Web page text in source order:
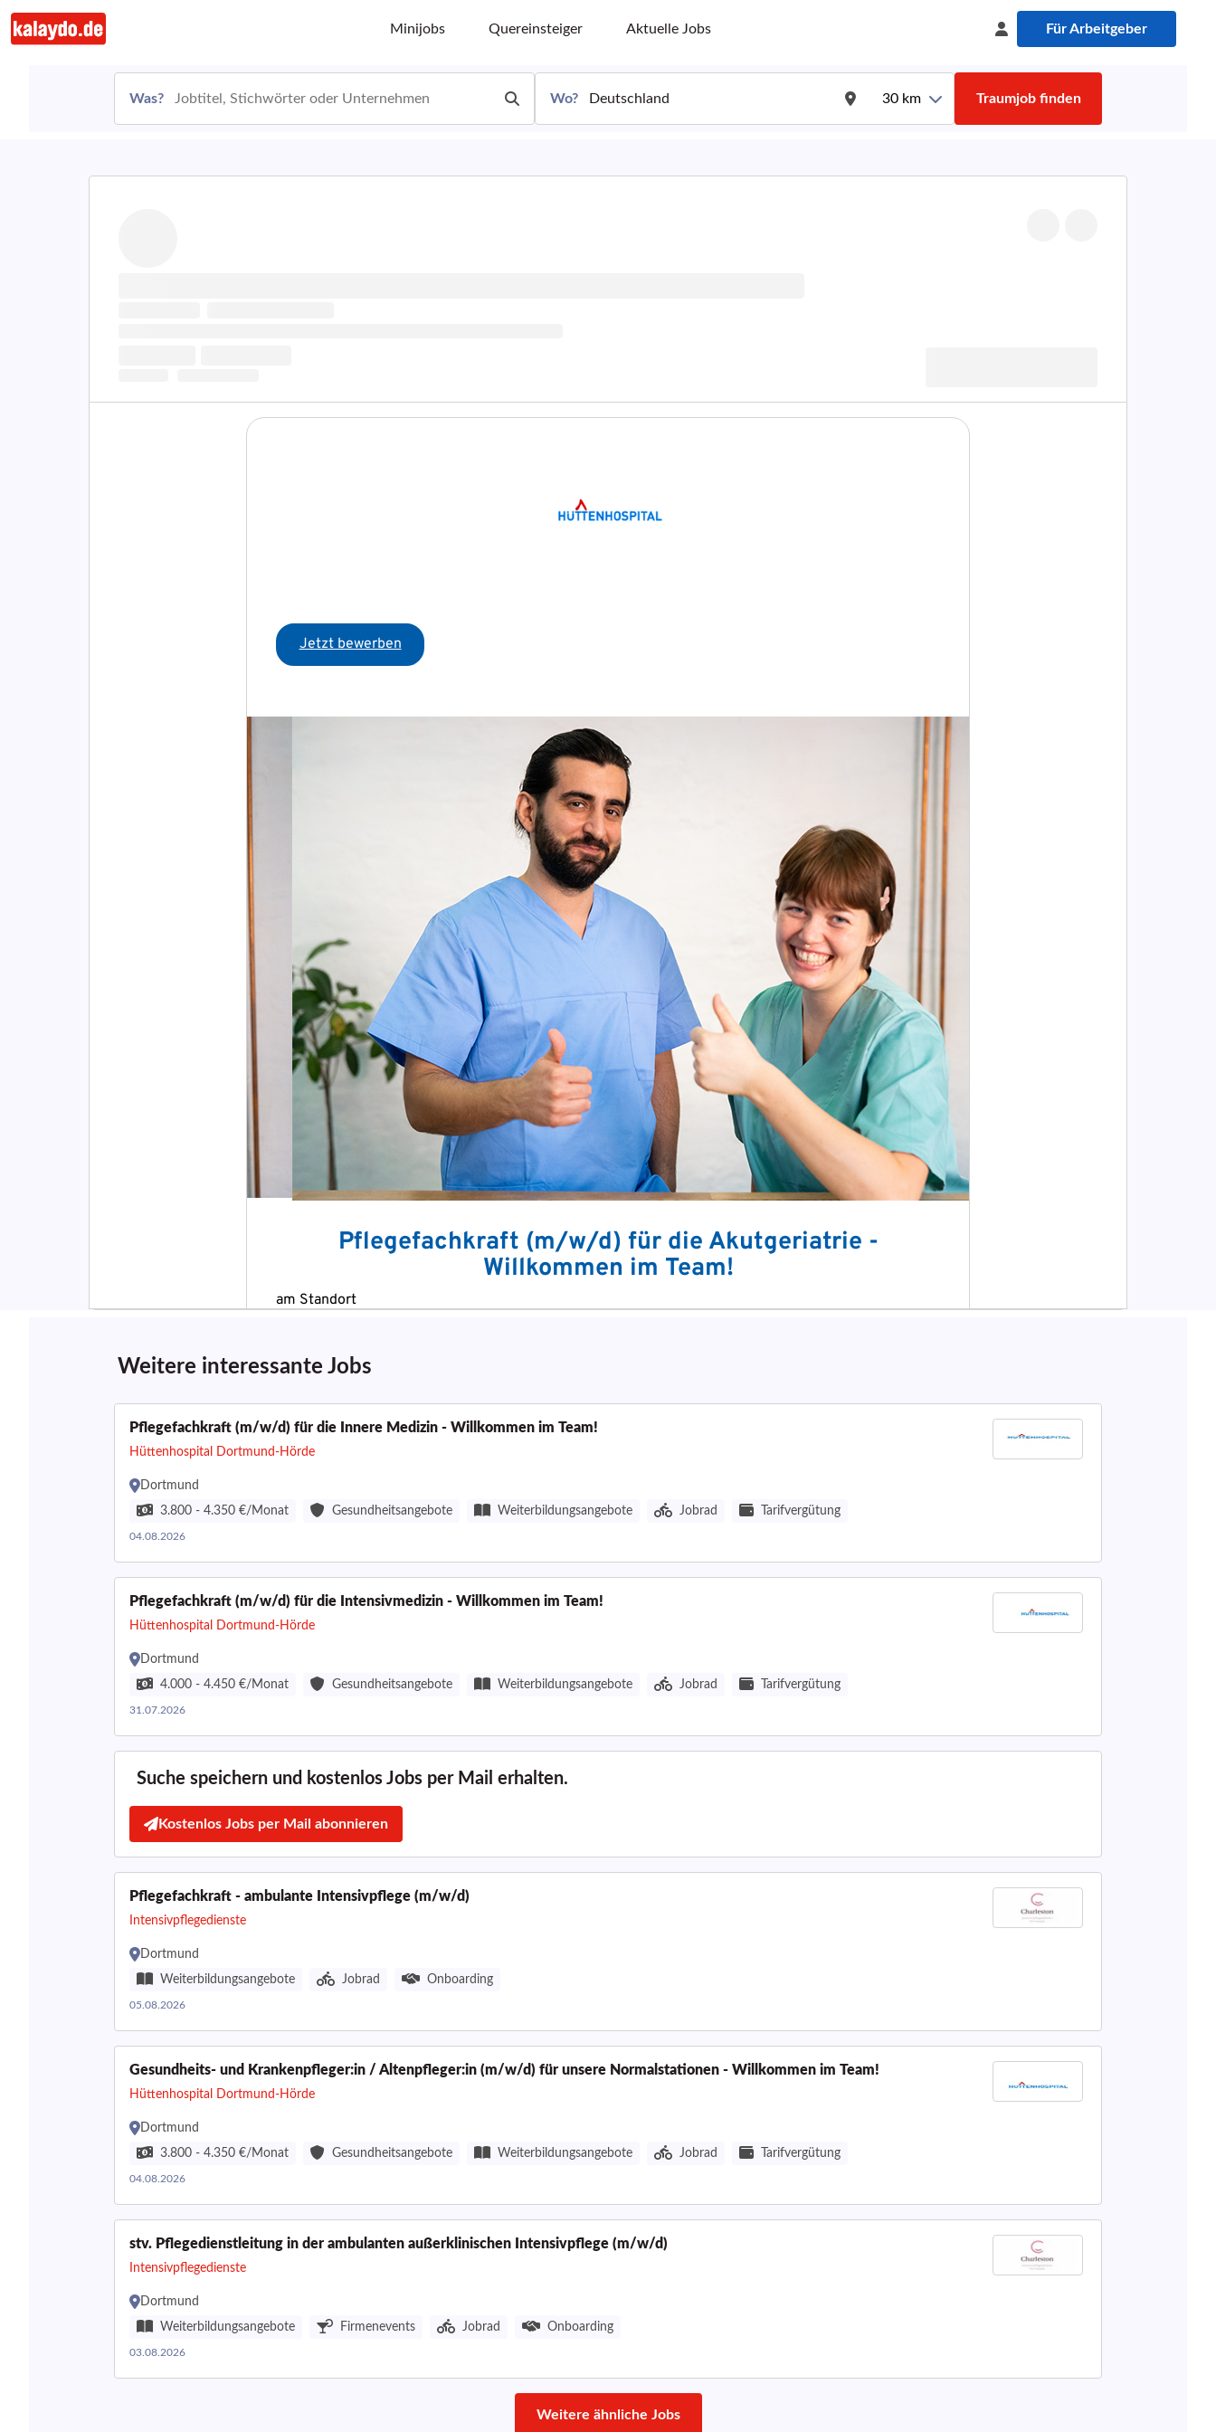
Minijobs Quereinsteiger Aktuelle Jobs Für Arbeitgeber
Was? Wo? 30 km Traumjob finden
Weitere interessante Jobs
Pflegefachkraft (m/w/d) für die Innere Medizin - Willkommen im Team!
Hüttenhospital Dortmund-Hörde
Dortmund
3.800 - 4.350 €/Monat
Gesundheitsangebote Weiterbildungsangebote Jobrad Tarifvergütung
04.08.2026
Pflegefachkraft (m/w/d) für die Intensivmedizin - Willkommen im Team!
Hüttenhospital Dortmund-Hörde
Dortmund
4.000 - 4.450 €/Monat
Gesundheitsangebote Weiterbildungsangebote Jobrad Tarifvergütung
31.07.2026
Suche speichern und kostenlos Jobs per Mail erhalten.
Kostenlos Jobs per Mail abonnieren
Pflegefachkraft - ambulante Intensivpflege (m/w/d)
Intensivpflegedienste
Dortmund
Weiterbildungsangebote
Jobrad Onboarding
05.08.2026
Gesundheits- und Krankenpfleger:in / Altenpfleger:in (m/w/d) für unsere Normalstationen - Willkommen im Team!
Hüttenhospital Dortmund-Hörde
Dortmund
3.800 - 4.350 €/Monat
Gesundheitsangebote Weiterbildungsangebote Jobrad Tarifvergütung
04.08.2026
stv. Pflegedienstleitung in der ambulanten außerklinischen Intensivpflege (m/w/d)
Intensivpflegedienste
Dortmund
Weiterbildungsangebote
Firmenevents Jobrad Onboarding
03.08.2026
Weitere ähnliche Jobs